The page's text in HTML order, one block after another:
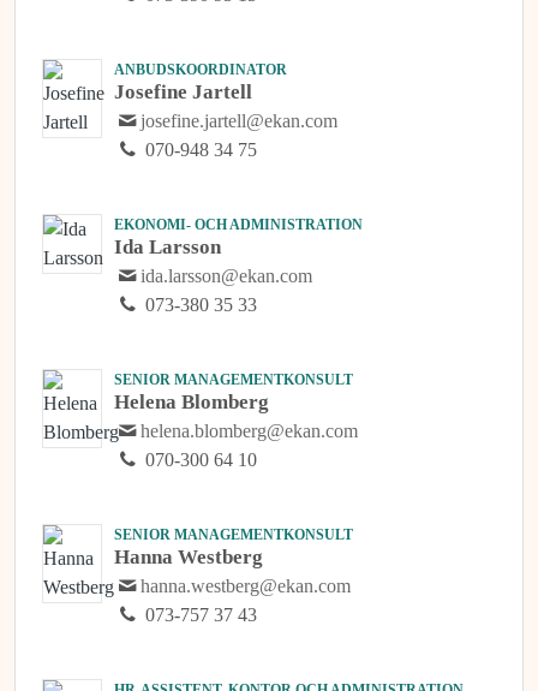
ANBUDSKOORDINATOR
Josefine Jartell
josefine.jartell@ekan.com
070-948 34 75
EKONOMI- OCH ADMINISTRATION
Ida Larsson
ida.larsson@ekan.com
073-380 35 33
SENIOR MANAGEMENTKONSULT
Helena Blomberg
helena.blomberg@ekan.com
070-300 64 10
SENIOR MANAGEMENTKONSULT
Hanna Westberg
hanna.westberg@ekan.com
073-757 37 43